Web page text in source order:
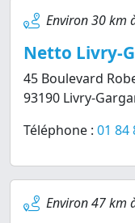
Environ 30 km
Netto Livry-
45 Boulevard
93190 Livry-
Téléphone : 01 84
Environ 47 km